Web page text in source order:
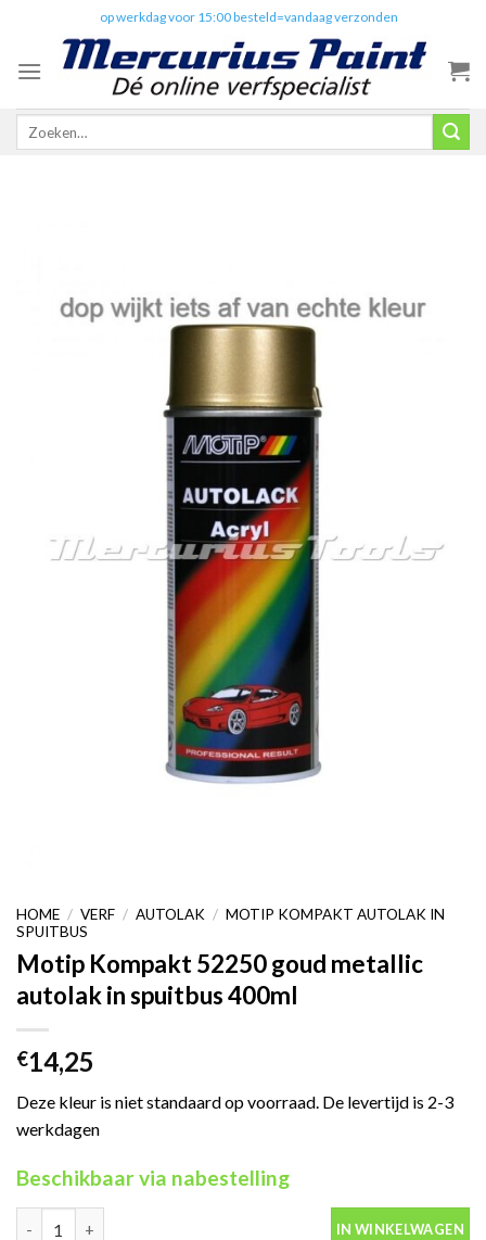
content
op werkdag voor 15:00 besteld=vandaag verzonden
Zoeken
HOME / VERF / AUTOLAK / MOTIP KOMPAKT AUTOLAK IN
SPUITBUS
Motip Kompakt 52250 goud metallic
autolak in spuitbus 400ml
€14,25
Deze kleur is niet standaard op voorraad. De levertijd is 2-3
werkdagen
Beschikbaar via nabestelling
Motip Kompakt 52250 goud metallic autolak in spuitbus 400ml
IN WINKELWAGEN